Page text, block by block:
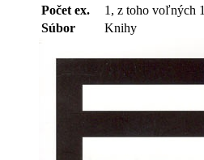
Počet ex.
1, z toho voľných 1
Súbor
Knihy